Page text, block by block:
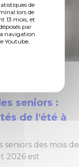
de
lors de
13 mois, et
par
navigation
Youtube.
seniors :
de l'été à
seniors des mois de
2026 est